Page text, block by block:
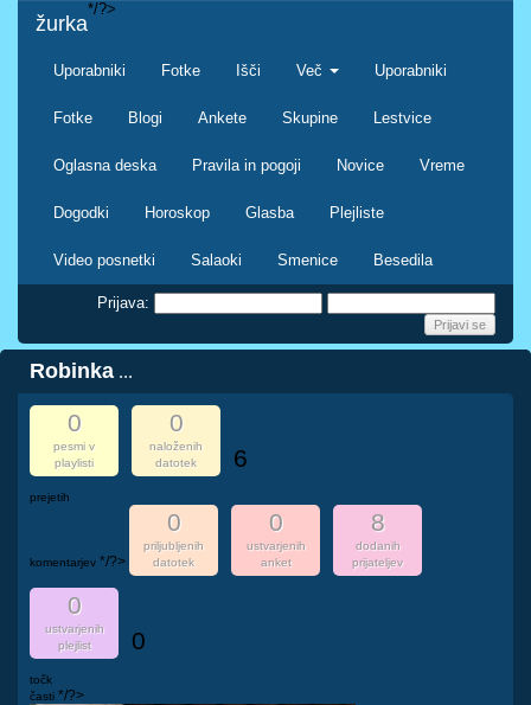
žurka
Uporabniki Fotke Išči Več Uporabniki
Fotke Blogi Ankete Skupine Lestvice
Oglasna deska Pravila in pogoji Novice Vreme
Dogodki Horoskop Glasba Plejliste
Video posnetki Salaoki Smenice Besedila
*/?>
Prijava:
Robinka ...
0
pesmi v
playlisti
0
naloženih
datotek
6
prejetih
komentarjev */?>
0
priljubljenih
datotek
0
ustvarjenih
anket
8
dodanih
prijateljev
0
ustvarjenih
plejlist
0
točk
časti */?>